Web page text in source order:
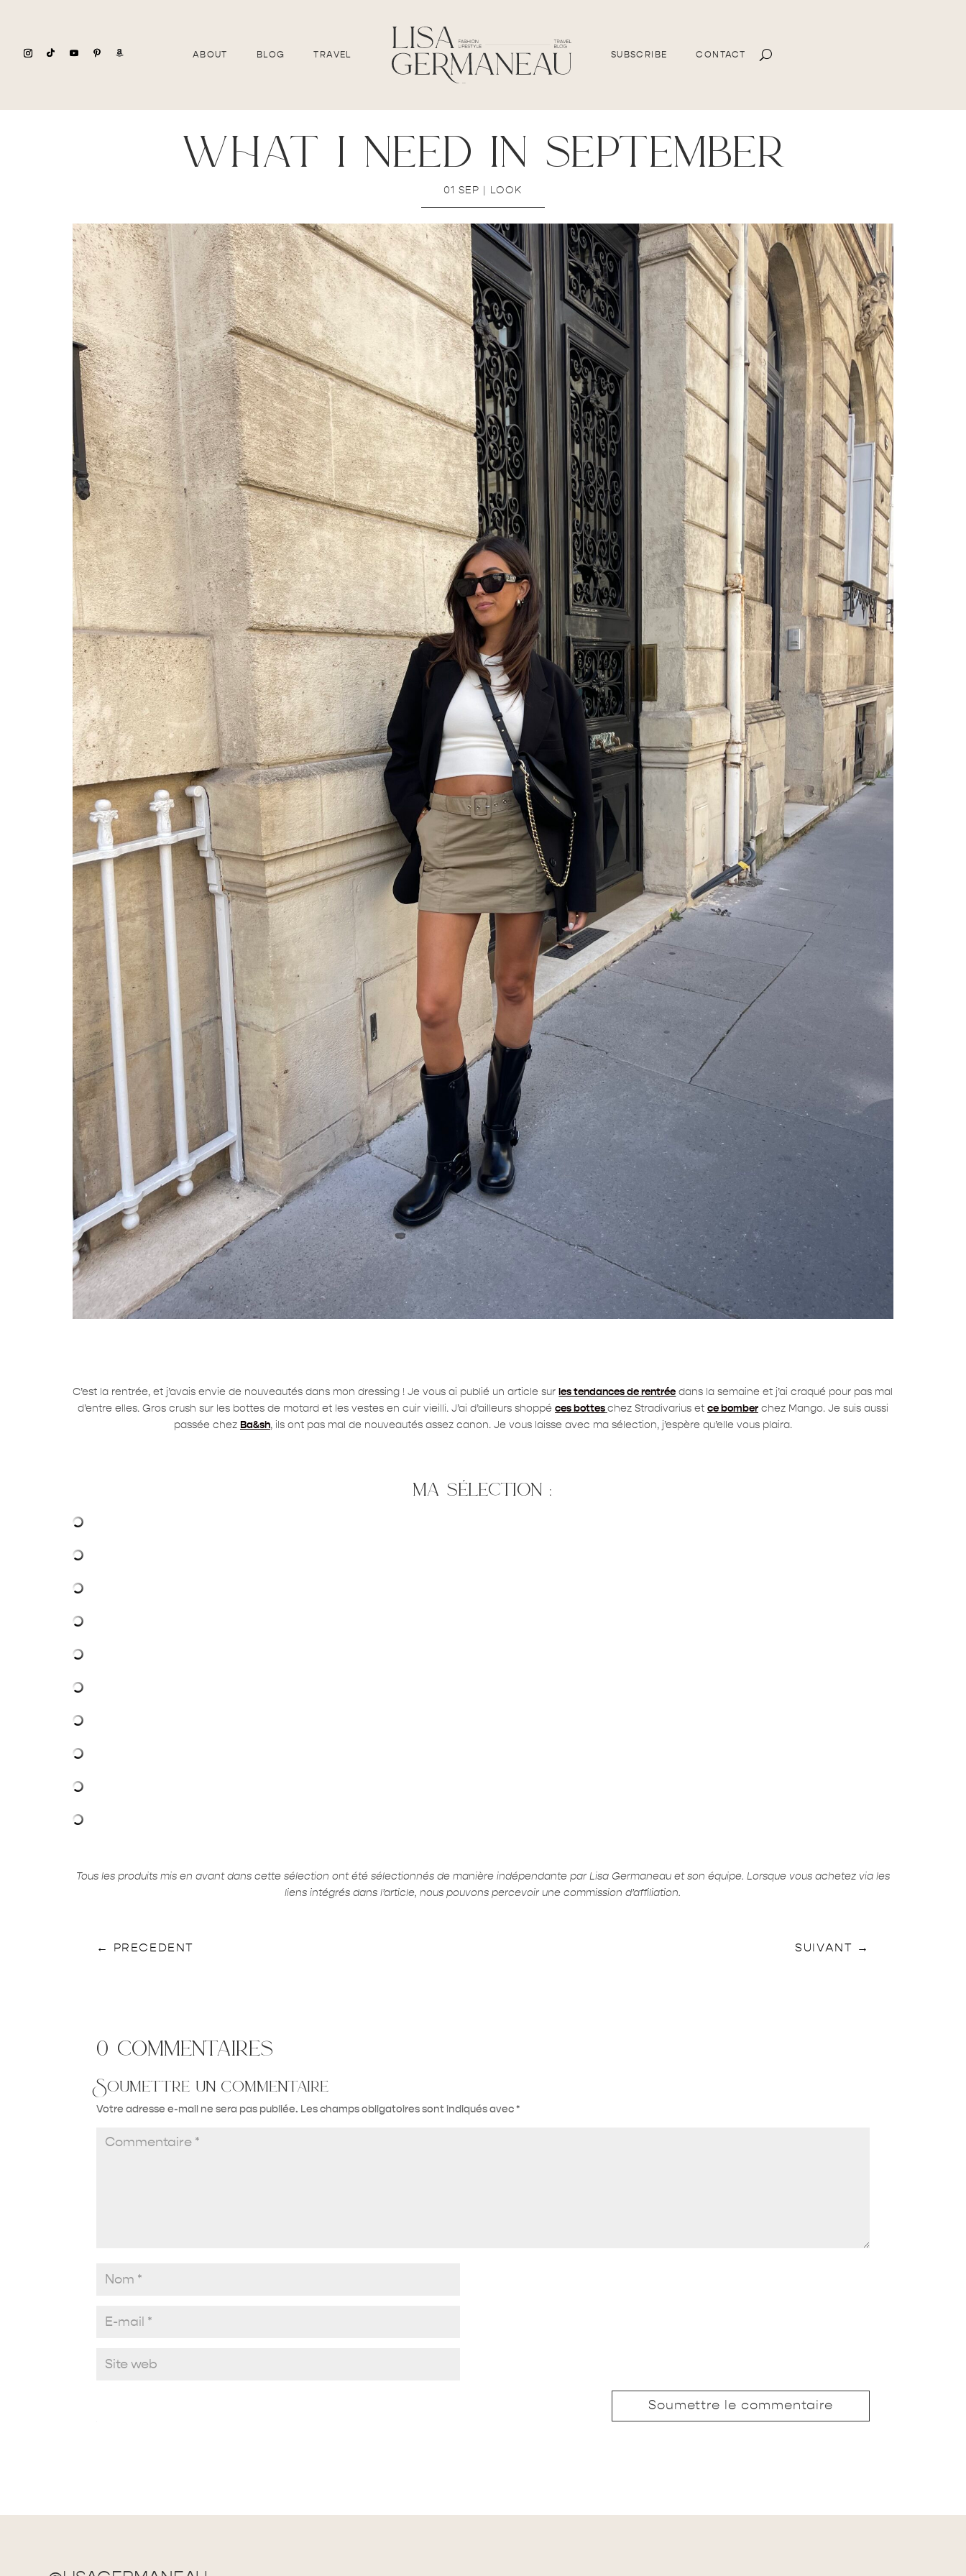
ABOUT BLOG TRAVEL SUBSCRIBE CONTACT
what i need in september
01 SEP | LOOK
C’est la rentrée, et j’avais envie de nouveautés dans mon dressing ! Je vous ai publié un article surles tendances de rentrée dans la semaine et j’ai craqué pour pas mal
d’entre elles. Gros crush sur les bottes de motard et les vestes en cuir vieilli. J’ai d’ailleurs shoppé ces botteschez Stradivarius et ce bomberchez Mango. Je suis aussi
passée chez Ba&sh, ils ont pas mal de nouveautés assez canon. Je vous laisse avec ma sélection, j’espère qu’elle vous plaira.
ma sélection :
Tous les produits mis en avant dans cette sélection ont été sélectionnés de manière indépendante par Lisa Germaneau et son équipe. Lorsque vous achetez via les
liens intégrés dans l’article, nous pouvons percevoir une commission d’affiliation.
← PRECEDENT SUIVANT →
0 commentaires
Soumettre un commentaire
Votre adresse e-mail ne sera pas publiée. Les champs obligatoires sont indiqués avec*
Soumettre le commentaire